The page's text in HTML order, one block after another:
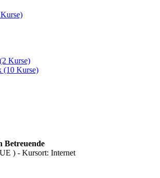
Kurse)
(10 Kurse)
Betreuende
) - Kursort: Internet